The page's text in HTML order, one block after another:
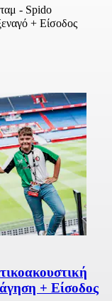
- Spido
+ Είσοδος
+ Είσοδος